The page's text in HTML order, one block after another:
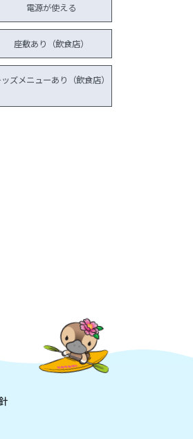
電源が使える
座敷あり（飲食店）
ズメニューあり（飲食店）